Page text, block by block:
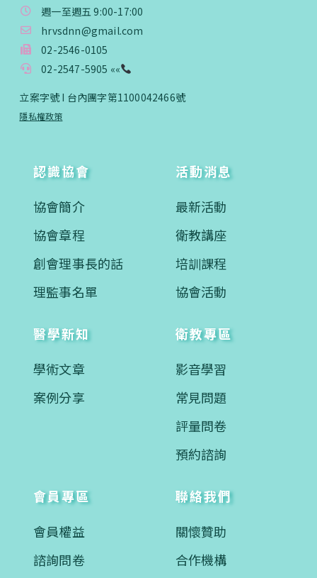
週一至週五 9:00-17:00
hrvsdnn@gmail.com
02-2546-0105
02-2547-5905 ««
立案字號 I 台內團字第1100042466號
隱私權政策
認識協會
協會簡介
協會章程
創會理事長的話
理監事名單
活動消息
最新活動
衛教講座
培訓課程
協會活動
醫學新知
學術文章
案例分享
衛教專區
影音學習
常見問題
評量問卷
預約諮詢
會員專區
會員權益
諮詢問卷
聯絡我們
關懷贊助
合作機構